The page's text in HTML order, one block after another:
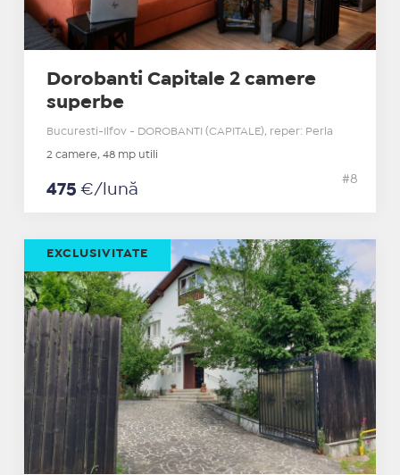
Dorobanti Capitale 2 camere
superbe
Bucuresti-Ilfov - DOROBANTI (CAPITALE), reper: Perla
2 camere, 48 mp utili
475 €/lună
#8
EXCLUSIVITATE